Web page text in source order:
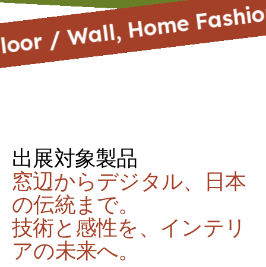
出展対象製品
窓辺からデジタル、日本
の伝統まで。
技術と感性を、インテリ
アの未来へ。